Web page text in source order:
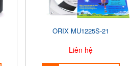
ORIX MU1225S-21
Liên hệ